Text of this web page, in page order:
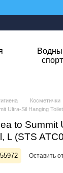
спорт
Косметички
Ultra-Sil Hanging
to Summit
L (STS
Оставить